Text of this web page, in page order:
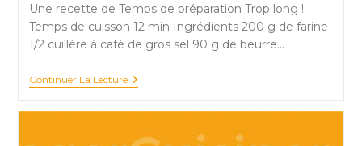
Une recette de Temps de préparation Trop long !
Temps de cuisson 12 min Ingrédients 200 g de farine
1/2 cuillère à café de gros sel 90 g de beurre…
Continuer La LectureLes